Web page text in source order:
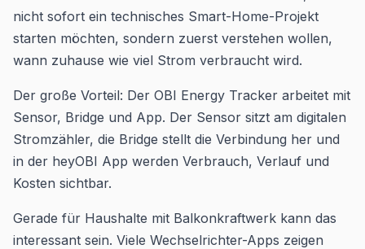
nicht sofort ein technisches Smart-Home-Projekt
starten möchten, sondern zuerst verstehen wollen,
wann zuhause wie viel Strom verbraucht wird.
Der große Vorteil: Der OBI Energy Tracker arbeitet mit
Sensor, Bridge und App. Der Sensor sitzt am digitalen
Stromzähler, die Bridge stellt die Verbindung her und
in der heyOBI App werden Verbrauch, Verlauf und
Kosten sichtbar.
Gerade für Haushalte mit Balkonkraftwerk kann das
interessant sein. Viele Wechselrichter-Apps zeigen